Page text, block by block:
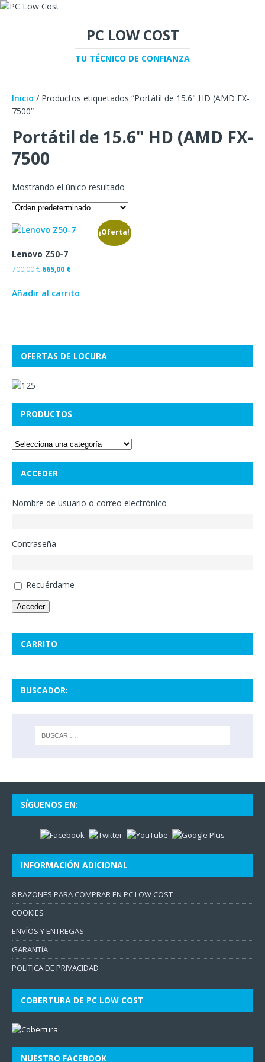
PC LOW COST
TU TÉCNICO DE CONFIANZA
Inicio / Productos etiquetados “Portátil de 15.6" HD (AMD FX-
7500”
Portátil de 15.6" HD (AMD FX-
7500
Mostrando el único resultado
¡Oferta!
Lenovo Z50-7
700,00€ 665,00 €
Añadir al carrito
OFERTAS DE LOCURA
PRODUCTOS
ACCEDER
Nombre de usuario o correo electrónico
Contraseña
Recuérdame
Acceder
CARRITO
BUSCADOR:
SÍGUENOS EN:
INFORMACIÓN ADICIONAL
8 RAZONES PARA COMPRAR EN PC LOW COST
COOKIES
ENVÍOS Y ENTREGAS
GARANTíA
POLÍTICA DE PRIVACIDAD
COBERTURA DE PC LOW COST
NUESTRO FACEBOOK